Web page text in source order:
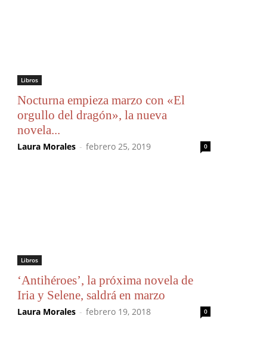
Libros
Nocturna empieza marzo con «El
orgullo del dragón», la nueva
novela...
Laura Morales - febrero 25, 2019 0
Libros
‘Antihéroes’, la próxima novela de
Iria y Selene, saldrá en marzo
Laura Morales - febrero 19, 2018 0